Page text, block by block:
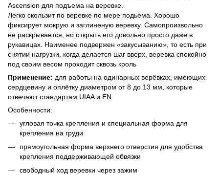
Ascension для подъема на веревке.
Легко скользит по веревке по мере подьема. Хорошо
фиксирует мокрую и заглиненую веревку. Самопроизвольно
не раскрывается, но открыть его довольно просто даже в
рукавицах. Наименее подвержен «закусыванию», то есть при
снятии нагрузки, когда делается шаг вверх, веревка спокойно
под своим весом проходит сквозь кроль
Применение: для работы на одинарных верёвках, имеющих
сердцевину и оплётку диаметром от 8 до 13 мм, которые
отвечают стандартам UIAA и EN
Особенности:
угловая точка крепления и специальная форма для
крепления на груди
прямоугольная форма верхнего отверстия для удобства
крепления поддерживающей обвязки
свободный ход веревки через зажим